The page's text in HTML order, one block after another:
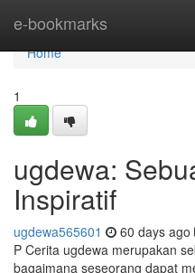
e-bookmarks
Home
Home
1
ugdewa:
Inspiratif
ugdewa565601 60 days ago
P Cerita ugdewa merupakan
bagaimana seseorang dapat